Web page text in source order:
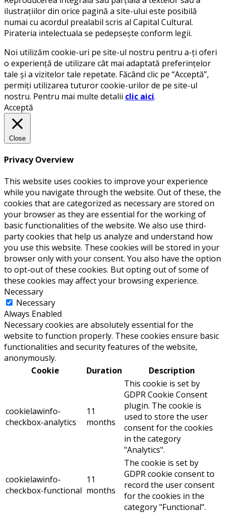
ilustrațiilor din orice pagină a site-ului este posibilă
numai cu acordul prealabil scris al Capital Cultural.
Pirateria intelectuala se pedepsește conform legii.
Noi utilizăm cookie-uri pe site-ul nostru pentru a-ți oferi
o experiență de utilizare cât mai adaptată preferințelor
tale și a vizitelor tale repetate. Făcând clic pe “Acceptă”,
permiți utilizarea tuturor cookie-urilor de pe site-ul
nostru. Pentru mai multe detalii clic aici.
Acceptă
Close
Privacy Overview
This website uses cookies to improve your experience
while you navigate through the website. Out of these, the
cookies that are categorized as necessary are stored on
your browser as they are essential for the working of
basic functionalities of the website. We also use third-
party cookies that help us analyze and understand how
you use this website. These cookies will be stored in your
browser only with your consent. You also have the option
to opt-out of these cookies. But opting out of some of
these cookies may affect your browsing experience.
Necessary
Necessary
Always Enabled
Necessary cookies are absolutely essential for the
website to function properly. These cookies ensure basic
functionalities and security features of the website,
anonymously.
Cookie
Duration Description
cookielawinfo-
checkbox-analytics
11
months
This cookie is set by
GDPR Cookie Consent
plugin. The cookie is
used to store the user
consent for the cookies
in the category
"Analytics".
cookielawinfo-
checkbox-functional
11
months
The cookie is set by
GDPR cookie consent to
record the user consent
for the cookies in the
category "Functional".